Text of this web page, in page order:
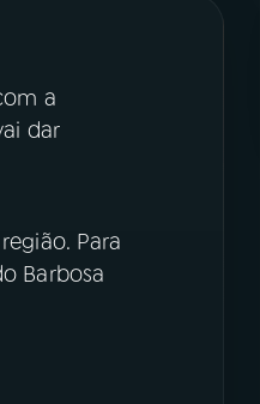
a
dar
Para
Barbosa